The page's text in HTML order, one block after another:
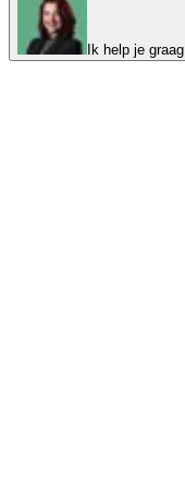
Ik help je graag